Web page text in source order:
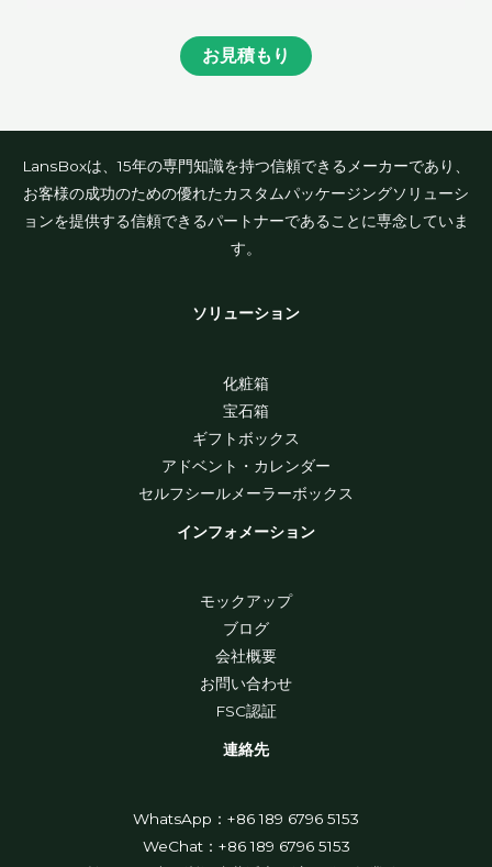
お見積もり
LansBoxは、15年の専門知識を持つ信頼できるメーカーであり、
お客様の成功のための優れたカスタムパッケージングソリューシ
ョンを提供する信頼できるパートナーであることに専念していま
す。
ソリューション
化粧箱
宝石箱
ギフトボックス
アドベント・カレンダー
セルフシールメーラーボックス
インフォメーション
モックアップ
ブログ
会社概要
お問い合わせ
FSC認証
連絡先
WhatsApp：+86 189 6796 5153
WeChat：+86 189 6796 5153